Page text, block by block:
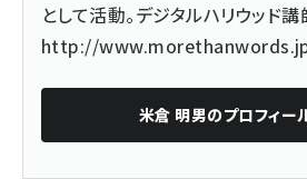
として活動。デジタルハリウッド講
http://
米倉 明男のプロフィー